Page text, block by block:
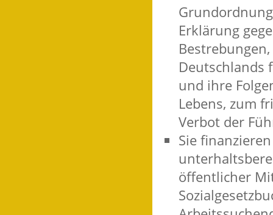
Erklärung
Deutschlands
und ihre
Lebens, zum
Verbot der
Sie
öffentlicher